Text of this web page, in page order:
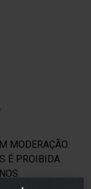
MODERAÇÃO.
É PROIBIDA